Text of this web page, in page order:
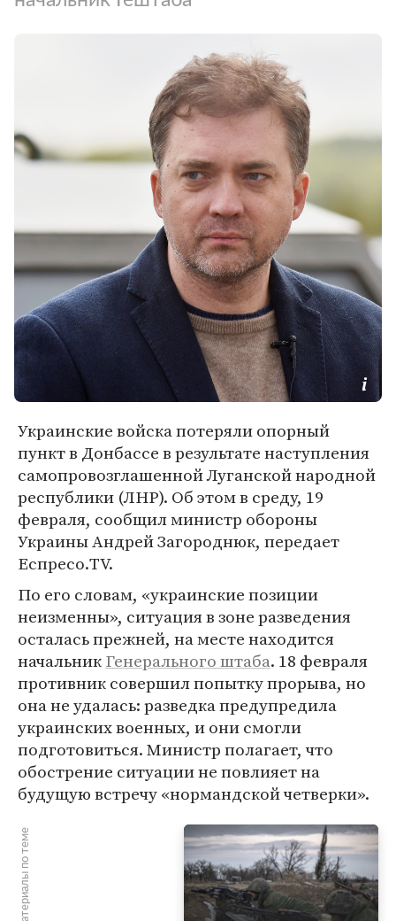
Украинские войска потеряли опорный
пункт в Донбассе в результате наступления
самопровозглашенной Луганской народной
республики (ЛНР). Об этом в среду, 19
февраля, сообщил министр обороны
Украины Андрей Загороднюк, передает
Еспресо.TV.
По его словам, «украинские позиции
неизменны», ситуация в зоне разведения
осталась прежней, на месте находится
начальникГенерального штаба. 18 февраля
противник совершил попытку прорыва, но
она не удалась: разведка предупредила
украинских военных, и они смогли
подготовиться. Министр полагает, что
обострение ситуации не повлияет на
будущую встречу «нормандской четверки».
Материалы по теме